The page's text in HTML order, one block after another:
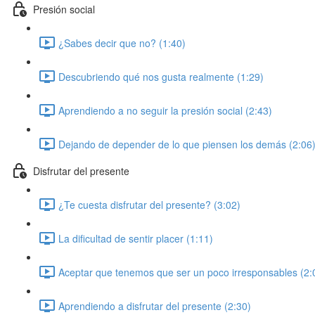
Presión social
¿Sabes decir que no? (1:40)
Descubriendo qué nos gusta realmente (1:29)
Aprendiendo a no seguir la presión social (2:43)
Dejando de depender de lo que piensen los demás (2:06)
Disfrutar del presente
¿Te cuesta disfrutar del presente? (3:02)
La dificultad de sentir placer (1:11)
Aceptar que tenemos que ser un poco irresponsables
Aprendiendo a disfrutar del presente (2:30)